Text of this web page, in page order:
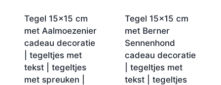
Tegel 15×15 cm
met Aalmoezenier
cadeau decoratie
| tegeltjes met
tekst | tegeltjes
met spreuken |
Tegel 15×15 cm
met Berner
Sennenhond
cadeau decoratie
| tegeltjes met
tekst | tegeltjes